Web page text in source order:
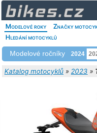
Modelové roky Značky
Hledání motocyklů
Modelové ročníky 2024
Katalog motocyklů » 2023 »